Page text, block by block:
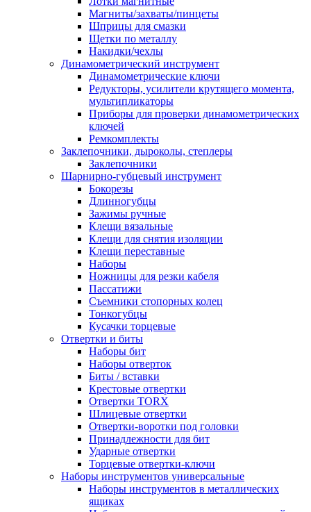
Магниты/захваты/пинцеты
Шприцы для смазки
Щетки по металлу
Накидки/чехлы
Динамометрический инструмент
Динамометрические ключи
Редукторы, усилители крутящего момента,
мультипликаторы
Приборы для проверки динамометрических
ключей
Ремкомплекты
Заклепочники, дыроколы, степлеры
Заклепочники
Шарнирно-губцевый инструмент
Бокорезы
Длинногубцы
Зажимы ручные
Клещи вязальные
Клещи для снятия изоляции
Клещи переставные
Наборы
Ножницы для резки кабеля
Пассатижи
Съемники стопорных колец
Тонкогубцы
Кусачки торцевые
Отвертки и биты
Наборы бит
Наборы отверток
Биты / вставки
Крестовые отвертки
Отвертки TORX
Шлицевые отвертки
Отвертки-воротки под головки
Принадлежности для бит
Ударные отвертки
Торцевые отвертки-ключи
Наборы инструментов универсальные
Наборы инструментов в металлических
ящиках